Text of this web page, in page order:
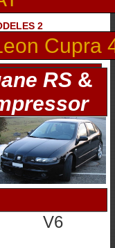
2
RS&
V6